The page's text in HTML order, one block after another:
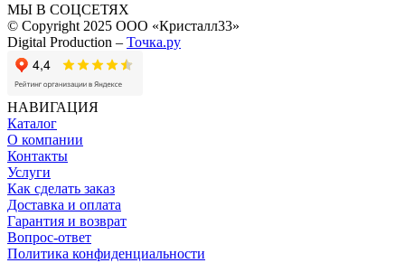
МЫ В СОЦСЕТЯХ
© Copyright 2025 ООО «Кристалл33»
Digital Production – Точка.ру
НАВИГАЦИЯ
Каталог
О компании
Контакты
Услуги
Как сделать заказ
Доставка и оплата
Гарантия и возврат
Вопрос-ответ
Политика конфиденциальности